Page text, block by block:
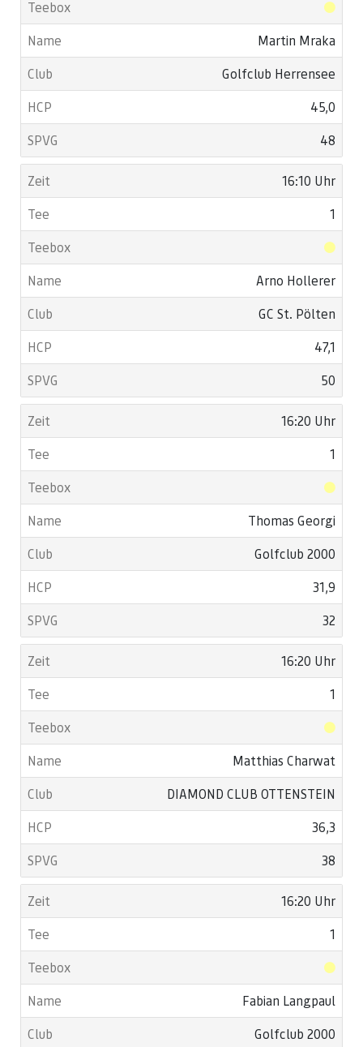
Martin Mraka
Golfclub Herrensee
45,0
48
16:10 Uhr
1
Arno Hollerer
GC St. Pölten
47,1
50
16:20 Uhr
1
Thomas Georgi
Golfclub 2000
31,9
32
16:20 Uhr
1
Matthias Charwat
DIAMOND CLUB OTTENSTEIN
36,3
38
16:20 Uhr
1
Fabian Langpaul
Golfclub 2000